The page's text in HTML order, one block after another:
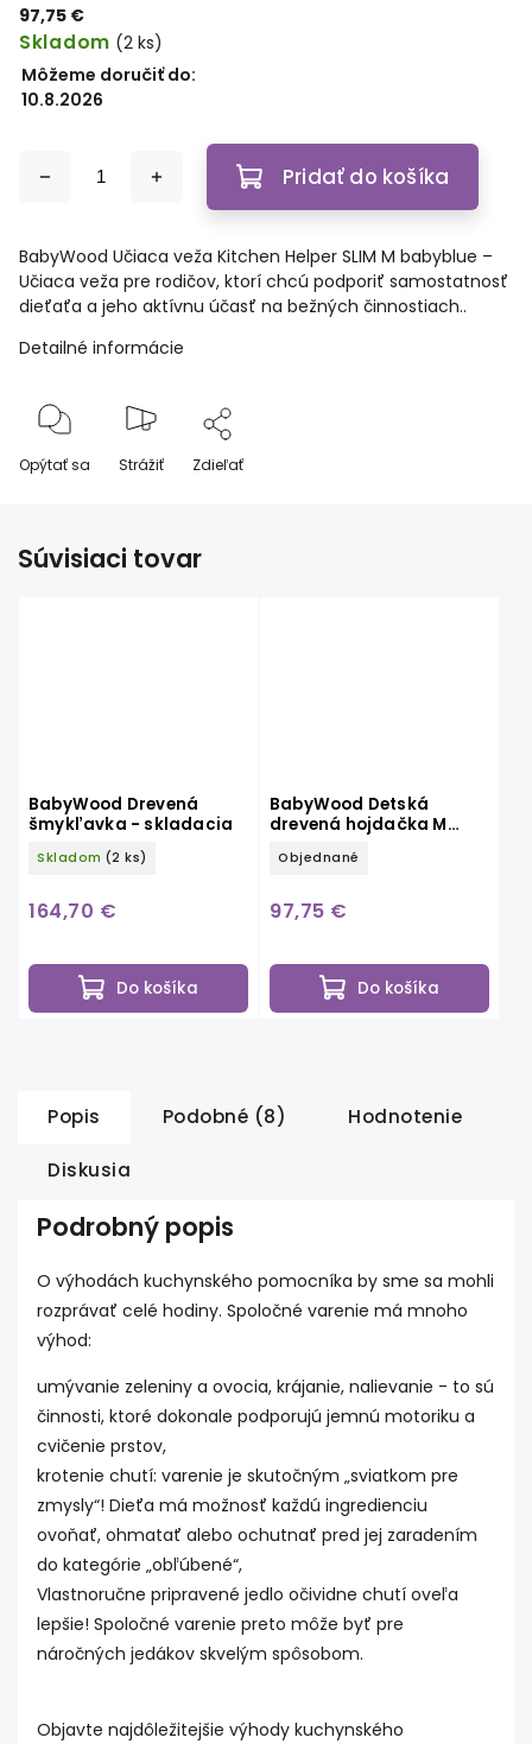
97,75 €
Skladom (2 ks)
Môžeme doručiť do:
10.8.2026
Pridať do košíka
BabyWood Učiaca veža Kitchen Helper SLIM M babyblue –
Učiaca veža pre rodičov, ktorí chcú podporiť samostatnosť
dieťaťa a jeho aktívnu účasť na bežných činnostiach..
Detailné informácie
Opýtať sa Strážiť Zdieľať
Súvisiaci tovar
BabyWood Drevená
šmykľavka - skladacia
Skladom (2 ks)
164,70 €
Do košíka
BabyWood Detská
drevená hojdačka M
Objednané
97,75 €
Do košíka
Popis Podobné (8) Hodnotenie
Diskusia
Podrobný popis
O výhodách kuchynského pomocníka by sme sa mohli
rozprávať celé hodiny. Spoločné varenie má mnoho
výhod:
umývanie zeleniny a ovocia, krájanie, nalievanie - to sú
činnosti, ktoré dokonale podporujú jemnú motoriku a
cvičenie prstov,
krotenie chutí: varenie je skutočným „sviatkom pre
zmysly“! Dieťa má možnosť každú ingredienciu
ovoňať, ohmatať alebo ochutnať pred jej zaradením
do kategórie „obľúbené“,
Vlastnoručne pripravené jedlo očividne chutí oveľa
lepšie! Spoločné varenie preto môže byť pre
náročných jedákov skvelým spôsobom.
Objavte najdôležitejšie výhody kuchynského